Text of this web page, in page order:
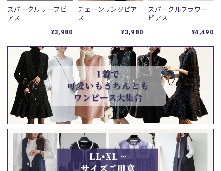
スパークルリーフピ
アス
¥3,980
チェーンリングピア
ス
¥3,980
スパークルフラワー
ピアス
¥4,490